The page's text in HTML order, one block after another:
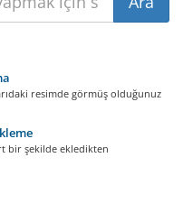
resimde görmüş olduğunuz
bir şekilde ekledikten